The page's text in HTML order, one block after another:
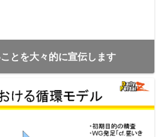
とを大々的に宣伝します